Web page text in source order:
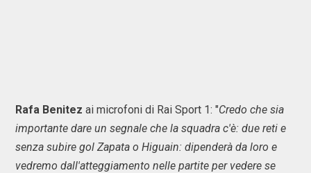
Rafa Benitez ai microfoni di Rai Sport 1: "Credo che sia
importante dare un segnale che la squadra c'è: due reti e
senza subire gol Zapata o Higuain: dipenderà da loro e
vedremo dall'atteggiamento nelle partite per vedere se